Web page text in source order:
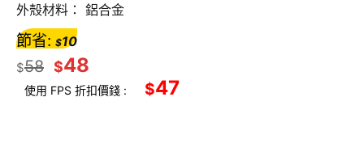
外殼材料： 鋁合金
$58 $48
節省: $10
使用 FPS 折扣價錢 : $47